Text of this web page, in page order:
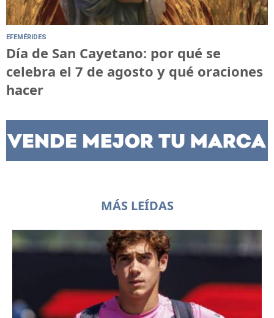
EFEMÉRIDES
Día de San Cayetano: por qué se
celebra el 7 de agosto y qué oraciones
hacer
MÁS LEÍDAS